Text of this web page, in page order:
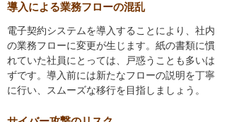
導入による業務フローの混乱
電子契約システムを導入することにより、社内
の業務フローに変更が生じます。紙の書類に慣
れていた社員にとっては、戸惑うことも多いは
ずです。導入前には新たなフローの説明を丁寧
に行い、スムーズな移行を目指しましょう。